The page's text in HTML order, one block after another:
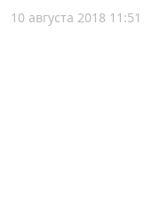
10 августа 2018 11:51